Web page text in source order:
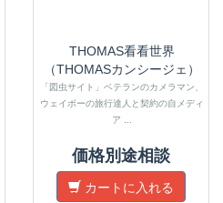
THOMAS看看世界
（THOMASカンシージェ）
「図虫サイト」ベテランのカメラマン、
ウェイボーの旅行達人と契約の自メディ
ア ...
価格別途相談
カートに入れる